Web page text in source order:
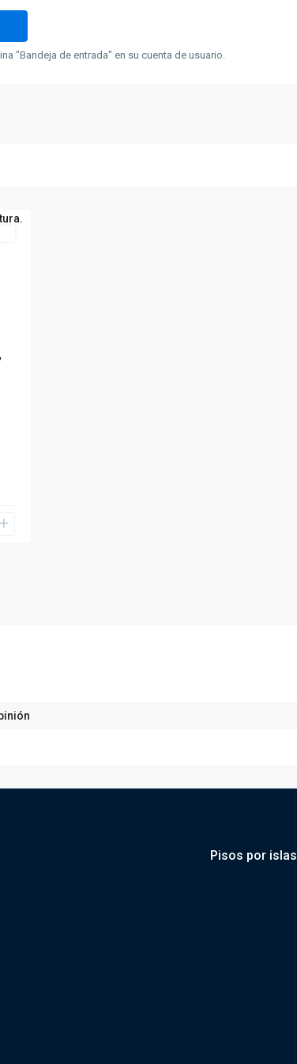
"Bandeja de entrada" en su cuenta de usuario.
Pisos por islas